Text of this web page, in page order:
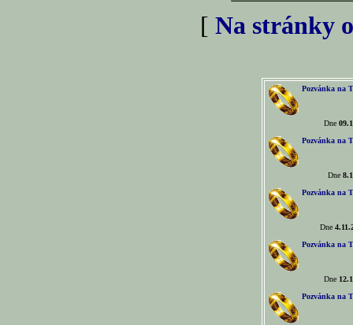
[ Na stránky
Pozvánka na
Dne
Pozvánka na
Dne
Pozvánka na
Dne
Pozvánka na
Dne
Pozvánka na